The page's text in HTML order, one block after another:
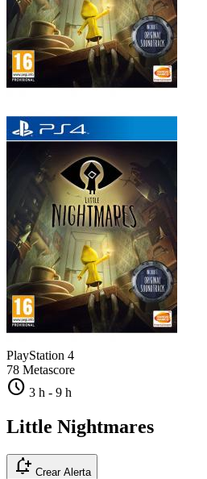
PlayStation 4
78 Metascore
schedule 3 h - 9 h
Little Nightmares
notification_add Crear Alerta